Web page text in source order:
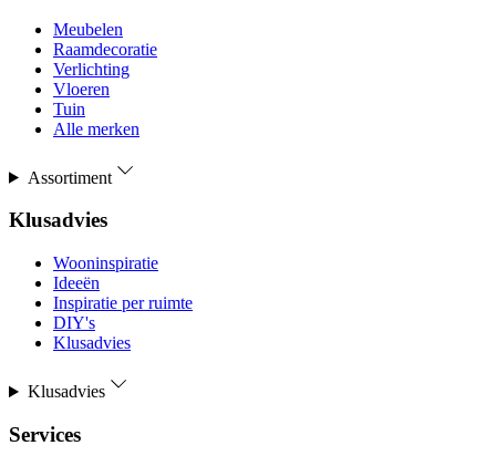
Meubelen
Raamdecoratie
Verlichting
Vloeren
Tuin
Alle merken
Assortiment
Klusadvies
Wooninspiratie
Ideeën
Inspiratie per ruimte
DIY's
Klusadvies
Klusadvies
Services